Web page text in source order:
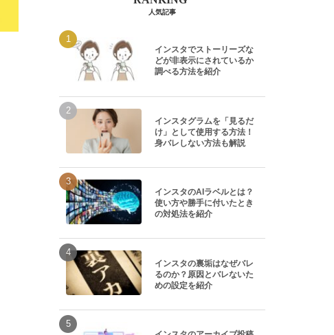
人気記事
インスタでストーリーズな
どが非表示にされているか
調べる方法を紹介
インスタグラムを「見るだ
け」として使用する方法！
身バレしない方法も解説
インスタのAIラベルとは？
使い方や勝手に付いたとき
の対処法を紹介
インスタの裏垢はなぜバレ
るのか？原因とバレないた
めの設定を紹介